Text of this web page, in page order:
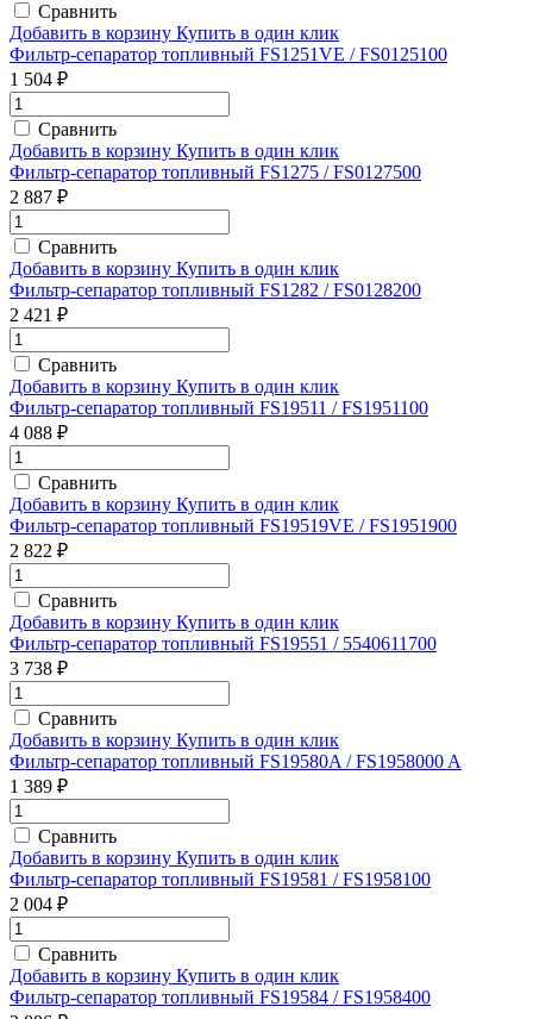
Сравнить
Добавить в корзину Купить в один клик
Фильтр-сепаратор топливный FS1251VE / FS0125100
1 504 ₽
Сравнить
Добавить в корзину Купить в один клик
Фильтр-сепаратор топливный FS1275 / FS0127500
2 887 ₽
Сравнить
Добавить в корзину Купить в один клик
Фильтр-сепаратор топливный FS1282 / FS0128200
2 421 ₽
Сравнить
Добавить в корзину Купить в один клик
Фильтр-сепаратор топливный FS19511 / FS1951100
4 088 ₽
Сравнить
Добавить в корзину Купить в один клик
Фильтр-сепаратор топливный FS19519VE / FS1951900
2 822 ₽
Сравнить
Добавить в корзину Купить в один клик
Фильтр-сепаратор топливный FS19551 / 5540611700
3 738 ₽
Сравнить
Добавить в корзину Купить в один клик
Фильтр-сепаратор топливный FS19580A / FS1958000 A
1 389 ₽
Сравнить
Добавить в корзину Купить в один клик
Фильтр-сепаратор топливный FS19581 / FS1958100
2 004 ₽
Сравнить
Добавить в корзину Купить в один клик
Фильтр-сепаратор топливный FS19584 / FS1958400